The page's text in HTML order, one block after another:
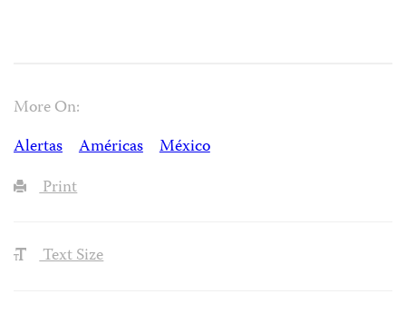
More On:
Alertas
Américas
México
Print
Text Size